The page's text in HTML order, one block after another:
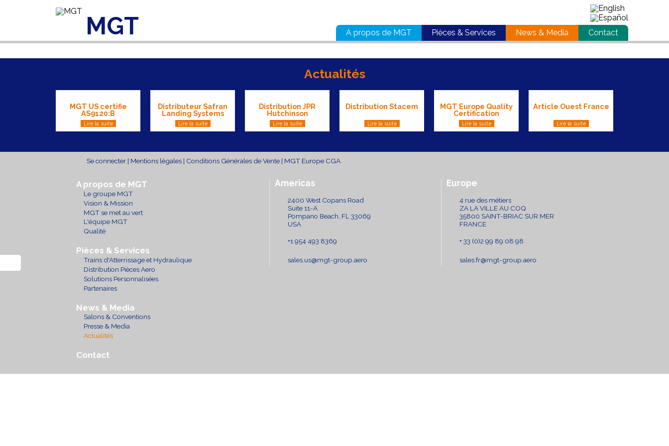
MGT A propos de MGT Pièces & Services News & Media Contact
Actualités
MGT US certifie
AS9120:B
Lire la suite
Distributeur Safran
Landing Systems
Lire la suite
Distribution JPR
Hutchinson
Lire la suite
Distribution Stacem
Lire la suite
MGT Europe Quality
Certification
Lire la suite
Article Ouest France
Lire la suite
Se connecter | Mentions légales | Conditions Générales de Vente | MGT Europe CGA
A propos de MGT
Le groupe MGT
Vision & Mission
MGT se met au vert
L'équipe MGT
Qualité
Pièces & Services
Trains d'Atterrissage et Hydraulique
Distribution Pièces Aero
Solutions Personnalisées
Partenaires
News & Media
Salons & Conventions
Presse & Media
Actualités
Contact
Americas
2400 West Copans Road
Suite 11-A
Pompano Beach, FL 33069
USA
+1 954 493 8369
sales.us@mgt-group.aero
Europe
4 rue des métiers
ZA LA VILLE AU COQ
35800 SAINT-BRIAC SUR MER
FRANCE
+ 33 (0)2 99 89 08 98
sales.fr@mgt-group.aero